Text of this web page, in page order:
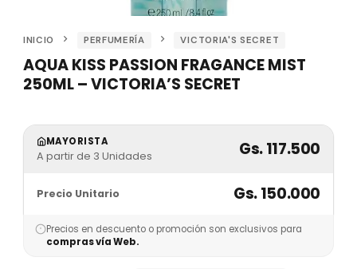
INICIO PERFUMERÍA VICTORIA'S SECRET
AQUA KISS PASSION FRAGANCE MIST
250ML – VICTORIA’S SECRET
MAYORISTA
A partir de 3 Unidades Gs. 117.500
Precio Unitario Gs. 150.000
Precios en descuento o promoción son exclusivos para
compras vía Web.